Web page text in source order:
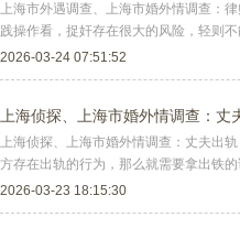
上海市外遇调查、上海市婚外情调查：
践操作看，捉奸存在很大的风险，轻则
2026-03-24 07:51:52
上海侦探、上海市婚外情调查：
上海侦探、上海市婚外情调查：丈夫出
方存在出轨的行为，那么就需要拿出铁
2026-03-23 18:15:30